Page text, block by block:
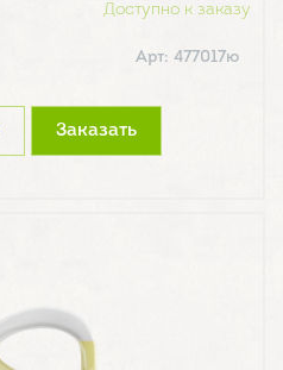
Доступно к заказу
Арт: 477017ю
Заказать